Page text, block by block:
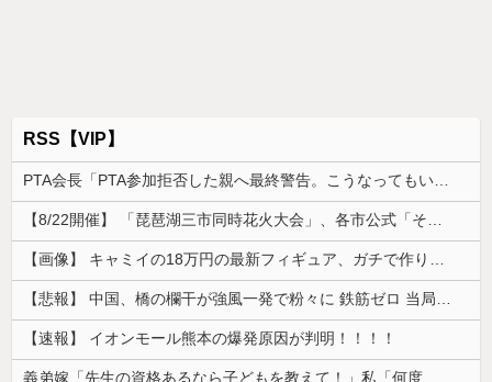
RSS【VIP】
【速報】 イオンモール熊本の爆発原因が判明！！！！